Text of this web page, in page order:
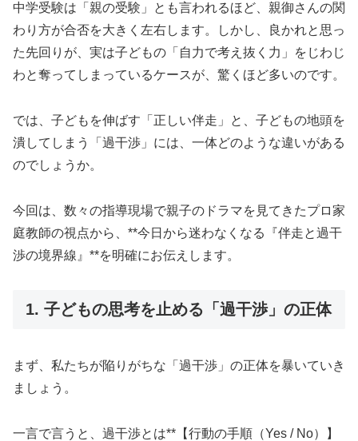
中学受験は「親の受験」とも言われるほど、親御さんの関
わり方が合否を大きく左右します。しかし、良かれと思っ
た先回りが、実は子どもの「自力で考え抜く力」をじわじ
わと奪ってしまっているケースが、驚くほど多いのです。
では、子どもを伸ばす「正しい伴走」と、子どもの地頭を
潰してしまう「過干渉」には、一体どのような違いがある
のでしょうか。
今回は、数々の指導現場で親子のドラマを見てきたプロ家
庭教師の視点から、**今日から迷わなくなる『伴走と過干
渉の境界線』**を明確にお伝えします。
1. 子どもの思考を止める「過干渉」の正体
まず、私たちが陥りがちな「過干渉」の正体を暴いていき
ましょう。
一言で言うと、過干渉とは**【行動の手順（Yes / No）】